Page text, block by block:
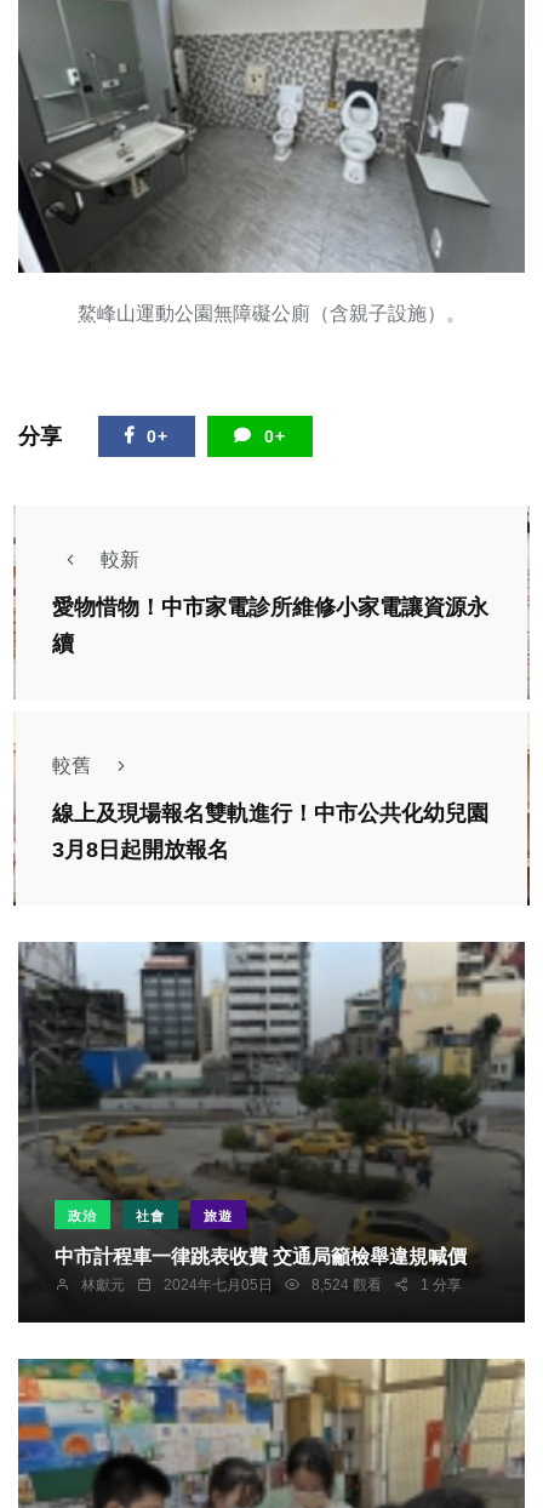
鰲峰山運動公園無障礙公廁（含親子設施）。
分享 0+ 0+
較新
愛物惜物！中市家電診所維修小家電讓資源永
續
較舊
線上及現場報名雙軌進行！中市公共化幼兒園
3月8日起開放報名
政治 社會 旅遊
中市計程車一律跳表收費 交通局籲檢舉違規喊價
林獻元 2024年七月05日 8,524 觀看 1 分享